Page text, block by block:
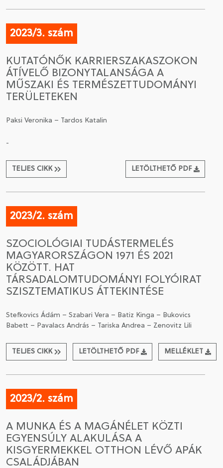
2023/3. szám
KUTATÓNŐK KARRIERSZAKASZOKON
ÁTÍVELŐ BIZONYTALANSÁGA A
MŰSZAKI ÉS TERMÉSZETTUDOMÁNYI
TERÜLETEKEN
Paksi Veronika – Tardos Katalin
-
TELJES CIKK LETÖLTHETŐ PDF
2023/2. szám
SZOCIOLÓGIAI TUDÁSTERMELÉS
MAGYARORSZÁGON 1971 ÉS 2021
KÖZÖTT. HAT
TÁRSADALOMTUDOMÁNYI FOLYÓIRAT
SZISZTEMATIKUS ÁTTEKINTÉSE
Stefkovics Ádám – Szabari Vera – Batiz Kinga – Bukovics
Babett – Pavalacs András – Tariska Andrea – Zenovitz Lili
TELJES CIKK LETÖLTHETŐ PDF MELLÉKLET
2023/2. szám
A MUNKA ÉS A MAGÁNÉLET KÖZTI
EGYENSÚLY ALAKULÁSA A
KISGYERMEKKEL OTTHON LÉVŐ APÁK
CSALÁDJÁBAN